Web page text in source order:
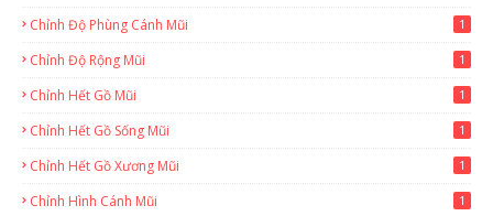
Chỉnh Độ Phùng Cánh Mũi 1
Chỉnh Độ Rộng Mũi 1
Chỉnh Hết Gồ Mũi 1
Chỉnh Hết Gồ Sống Mũi 1
Chỉnh Hết Gồ Xương Mũi 1
Chỉnh Hình Cánh Mũi 1